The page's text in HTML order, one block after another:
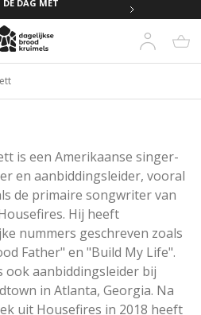
DE DAG MET
is een Amerikaanse singer-
en aanbiddingsleider, vooral
de primaire songwriter van
Hij heeft
nummers geschreven zoals
Father" en "Build My Life".
ook aanbiddingsleider bij
in Atlanta, Georgia. Na
uit Housefires in 2018 heeft